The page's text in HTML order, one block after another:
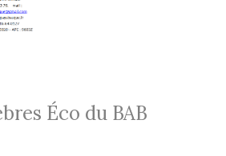
Éco du BAB